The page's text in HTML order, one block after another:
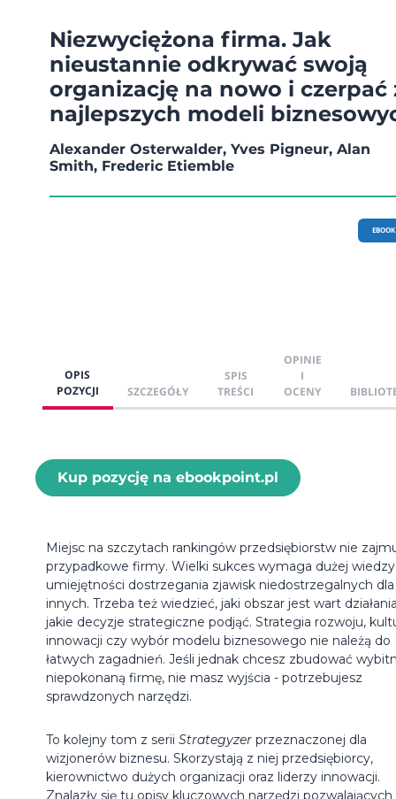
Niezwyciężona firma. Jak
nieustannie odkrywać swoją
organizację na nowo i czerpać
najlepszych modeli
Alexander Osterwalder, Yves Pigneur, Alan
Smith, Frederic Etiemble
EBOOK
OPIS
POZYCJI
SZCZEGÓŁY
SPIS
TREŚCI
OPINIE
I
OCENY
Kup pozycję na ebookpoint.pl
Miejsc na szczytach rankingów przedsiębiorstw nie
przypadkowe firmy. Wielki sukces wymaga dużej
umiejętności dostrzegania zjawisk niedostrzegalnych dla
innych. Trzeba też wiedzieć, jaki obszar jest wart
jakie decyzje strategiczne podjąć. Strategia rozwoju,
innowacji czy wybór modelu biznesowego nie należą do
łatwych zagadnień. Jeśli jednak chcesz zbudować
niepokonaną firmę, nie masz wyjścia - potrzebujesz
sprawdzonych narzędzi.
To kolejny tom z serii Strategyzer przeznaczonej dla
wizjonerów biznesu. Skorzystają z niej przedsiębiorcy,
kierownictwo dużych organizacji oraz liderzy innowacji.
Znalazły się tu opisy kluczowych narzędzi pozwalających